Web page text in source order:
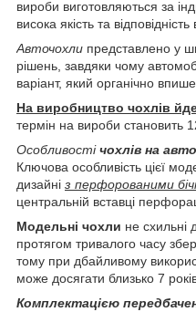
вироби виготовляються за
висока якість та
Авточохли представлено у
рішень, завдяки чому
варіант, який органічно
На виробництво чохлів
термін на вироби становить
Особливостічохлів на авто
Ключова особливість цієї
дизайні з перфорованими
центральній вставці
Модельні чохли не схильні
протягом тривалого часу
тому при дбайливому
може досягати близько 7
Комплектацією